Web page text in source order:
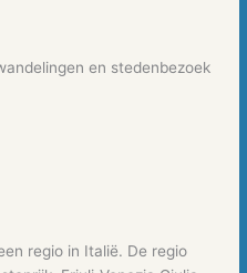
en stedenbezoek
regio in Italië. De regio